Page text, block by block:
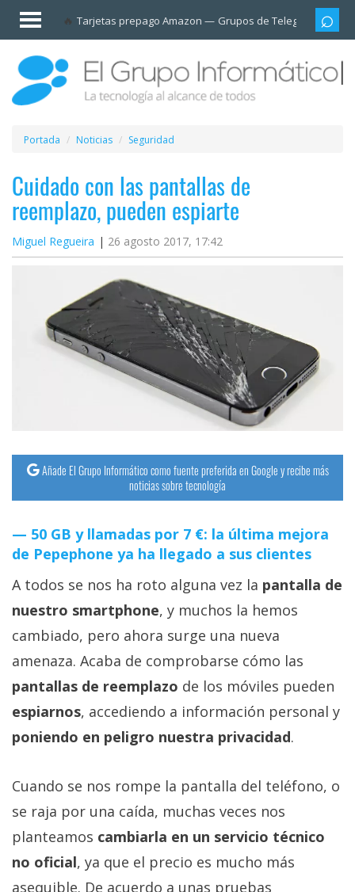
Tarjetas prepago Amazon Grupos de Telegram
Invitado
Iniciar
sesión /
Registrarse
Esenciales
Móviles
Ofertas
Apps
Plataformas
streaming
Trucos
Tutoriales
Ciberseguridad
Sistemas
operativos
Profesional
+
Más
temas
Sorteos
Foros
Contacto
Portada Noticias Seguridad
Cuidado con las pantallas de
reemplazo, pueden espiarte
Miguel Regueira 26 agosto 2017, 17:42
Añade El Grupo Informático como fuente preferida en Google y recibe más
noticias sobre tecnología
50 GB y llamadas por 7 €: la última mejora
de Pepephone ya ha llegado a sus clientes
A todos se nos ha roto alguna vez la pantalla de
nuestro smartphone, y muchos la hemos
cambiado, pero ahora surge una nueva
amenaza. Acaba de comprobarse cómo las
pantallas de reemplazo de los móviles pueden
espiarnos, accediendo a información personal y
poniendo en peligro nuestra privacidad.
Cuando se nos rompe la pantalla del teléfono, o
se raja por una caída, muchas veces nos
planteamos cambiarla en un servicio técnico
no oficial, ya que el precio es mucho más
asequible. De acuerdo a unas pruebas